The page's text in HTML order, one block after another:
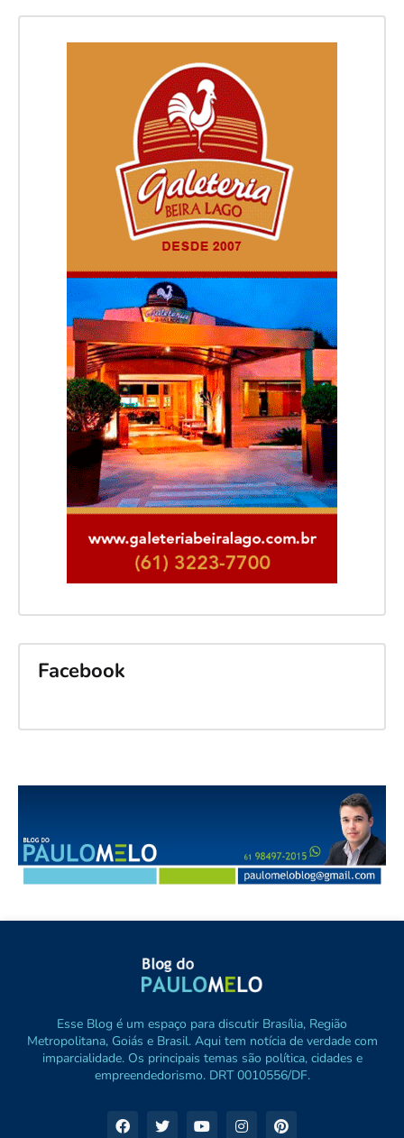
Facebook
Esse Blog é um espaço para discutir Brasília, Região
Metropolitana, Goiás e Brasil. Aqui tem notícia de verdade com
imparcialidade. Os principais temas são política, cidades e
empreendedorismo. DRT 0010556/DF.